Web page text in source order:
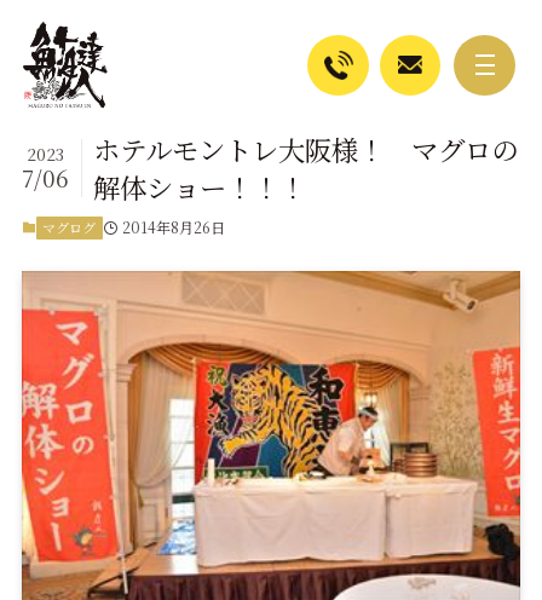
ホテルモントレ大阪様！ マグロの
解体ショー！！！
2023
7/06
マグログ 2014年8月26日